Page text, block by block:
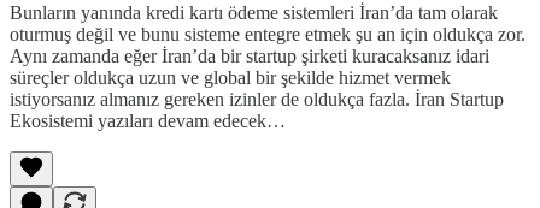
Bunların yanında kredi kartı ödeme sistemleri İran’da tam olarak
oturmuş değil ve bunu sisteme entegre etmek şu an için oldukça zor.
Aynı zamanda eğer İran’da bir startup şirketi kuracaksanız idari
süreçler oldukça uzun ve global bir şekilde hizmet vermek
istiyorsanız almanız gereken izinler de oldukça fazla. İran Startup
Ekosistemi yazıları devam edecek…